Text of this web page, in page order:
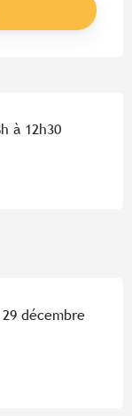
à 12h30
décembre